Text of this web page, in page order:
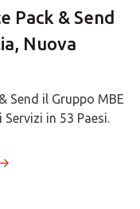
Pack & Send
Nuova
Send il Gruppo MBE
in 53 Paesi.